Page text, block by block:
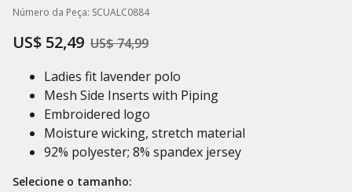
Número da Peça: SCUALC0884
US$ 52,49 US$ 74,99
Ladies fit lavender polo
Mesh Side Inserts with Piping
Embroidered logo
Moisture wicking, stretch material
92% polyester; 8% spandex jersey
Selecione o tamanho: